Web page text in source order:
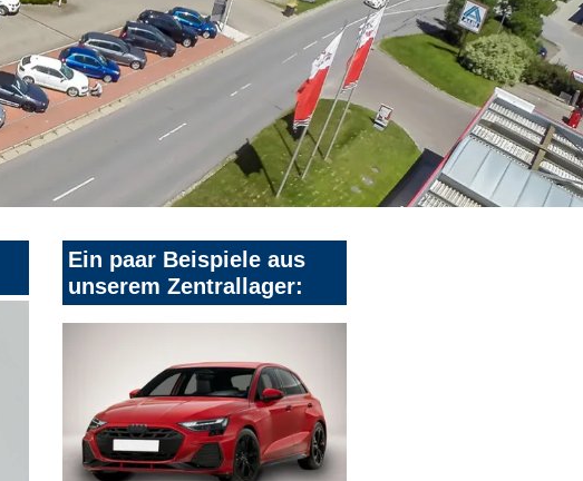
Ein paar Beispiele aus
unserem Zentrallager: